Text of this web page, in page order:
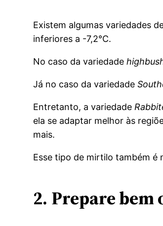
Existem algumas variedades
inferiores a -7,2°C.
No caso da variedade
Já no caso da variedade
Entretanto, a variedade
ela se adaptar melhor às
mais.
Esse tipo de mirtilo também é
2. Prepare bem